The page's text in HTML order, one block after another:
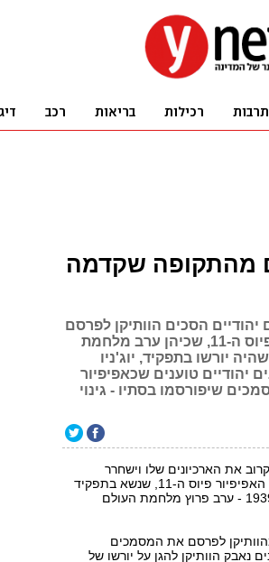
מהתקופה שקדמה
יהודיים הסכים הוותיקן לפרסם
את כל המסמכים מתקופת האפיפיור פיוס ה-11, שכיהן ערב מלחמת
יורשו בתפקיד, יוג'ניו
יהודיים טוענים שכאפיפיור
שיפורסמו בסתיו - גינוי
את הארכיונים שלו וישחרר
לפירסום את כל המסמכים משנות כהונתו של האפיפיור פיוס ה-11, שנשא בתפקיד
בין מלחמות העולם, משנת 1922 ועד לשנת 1939 - ערב פרוץ מלחמת העולם
לפרסם את המסמכים
הוותיקן להגן על יורשו של